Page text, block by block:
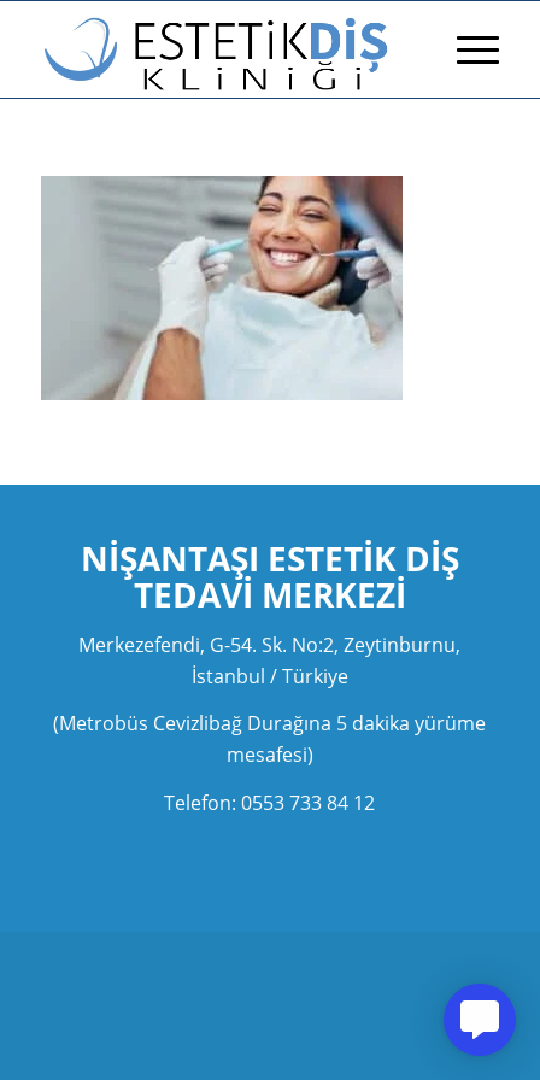
NIŞANTAŞI ESTETIK DIŞ
TEDAVI MERKEZI
Merkezefendi, G-54. Sk. No:2, Zeytinburnu,
İstanbul / Türkiye
(Metrobüs Cevizlibağ Durağına 5 dakika yürüme
mesafesi)
Telefon: 0553 733 84 12